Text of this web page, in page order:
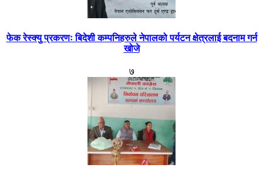
फेक रेस्क्यु प्रकरणः बिदेशी कम्पनिहरुले नेपालको पर्यटन क्षेत्रलाई बदनाम गर्न
खोजे
७